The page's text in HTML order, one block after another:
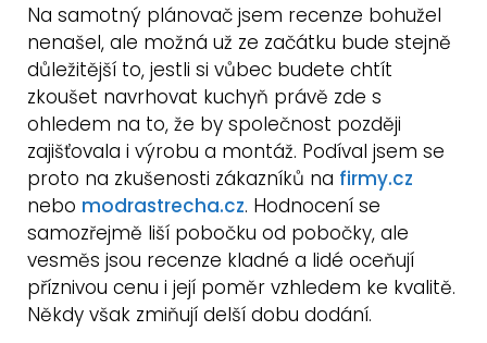
Na samotný plánovač jsem recenze bohužel
nenašel, ale možná už ze začátku bude stejně
důležitější to, jestli si vůbec budete chtít
zkoušet navrhovat kuchyň právě zde s
ohledem na to, že by společnost později
zajišťovala i výrobu a montáž. Podíval jsem se
proto na zkušenosti zákazníků na firmy.cz
nebo modrastrecha.cz. Hodnocení se
samozřejmě liší pobočku od pobočky, ale
vesměs jsou recenze kladné a lidé oceňují
příznivou cenu i její poměr vzhledem ke kvalitě.
Někdy však zmiňují delší dobu dodání.